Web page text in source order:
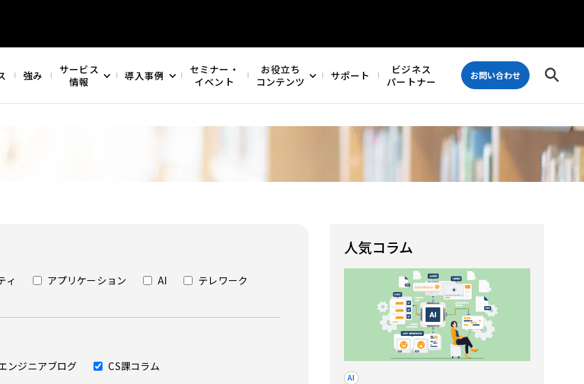
強み
サービス
情報
導入事例
セミナー・
イベント
お役立ち
コンテンツ
サポート
ビジネス
パートナー
お問い合わせ
ィ アプリケーション AI
テレワーク
ンジニアブログ CS課コラム
人気コラム
AI